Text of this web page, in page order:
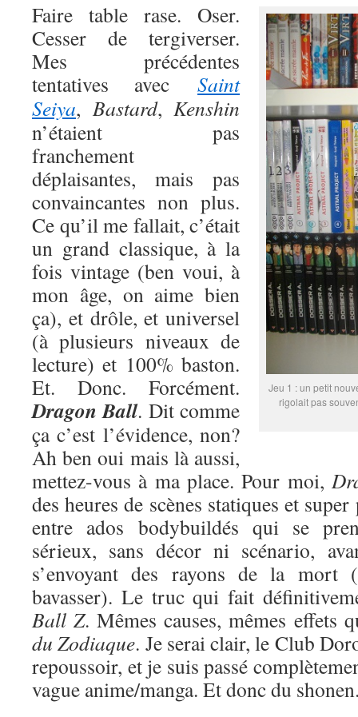
Jeu 1 : un petit
rigolait pas
Faire table rase. Oser.
Cesser de tergiverser.
Mes précédentes
tentatives avec Saint
Seiya, Bastard, Kenshin
n’étaient pas
franchement
déplaisantes, mais pas
convaincantes non plus.
Ce qu’il me fallait, c’était
un grand classique, à la
fois vintage (ben voui, à
mon âge, on aime bien
ça), et drôle, et universel
(à plusieurs niveaux de
lecture) et 100% baston.
Et. Donc. Forcément.
Dragon Ball. Dit comme
ça c’est l’évidence, non?
Ah ben oui mais là aussi,
mettez-vous à ma place. Pour moi,
des heures de scènes statiques et
entre ados bodybuildés qui se
sérieux, sans décor ni scénario,
s’envoyant des rayons de la mort
bavasser). Le truc qui fait
Ball Z. Mêmes causes, mêmes effets
du Zodiaque. Je serai clair, le Club
repoussoir, et je suis passé
vague anime/manga. Et donc du